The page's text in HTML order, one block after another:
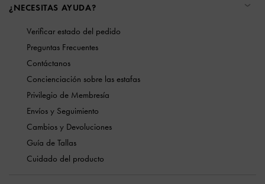
¿NECESITAS AYUDA?
Verificar estado del pedido
Preguntas Frecuentes
Contáctanos
Concienciación sobre las estafas
Privilegio de Membresía
Envíos y Seguimiento
Cambios y Devoluciones
Guía de Tallas
Cuidado del producto